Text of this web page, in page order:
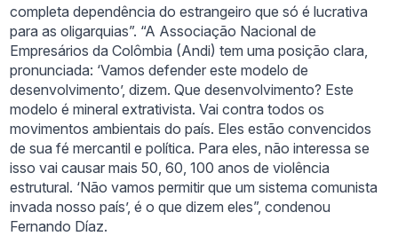
completa dependência do estrangeiro que só é lucrativa
para as oligarquias”. “A Associação Nacional de
Empresários da Colômbia (Andi) tem uma posição clara,
pronunciada: ‘Vamos defender este modelo de
desenvolvimento’, dizem. Que desenvolvimento? Este
modelo é mineral extrativista. Vai contra todos os
movimentos ambientais do país. Eles estão convencidos
de sua fé mercantil e política. Para eles, não interessa se
isso vai causar mais 50, 60, 100 anos de violência
estrutural. ‘Não vamos permitir que um sistema comunista
invada nosso país’, é o que dizem eles”, condenou
Fernando Díaz.